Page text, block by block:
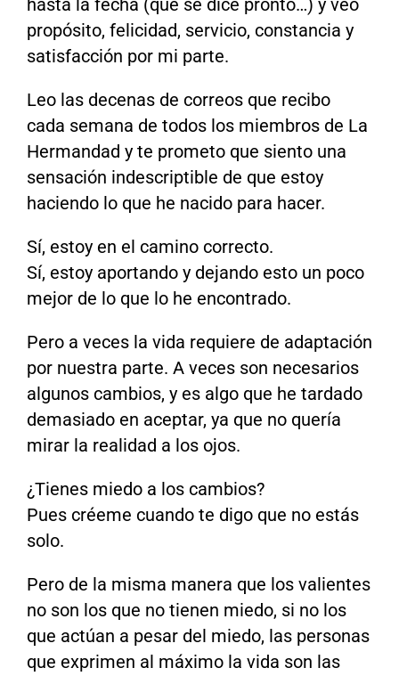
hasta la fecha (que se dice pronto…) y veo
propósito, felicidad, servicio, constancia y
satisfacción por mi parte.
Leo las decenas de correos que recibo
cada semana de todos los miembros de La
Hermandad y te prometo que siento una
sensación indescriptible de que estoy
haciendo lo que he nacido para hacer.
Sí, estoy en el camino correcto.
Sí, estoy aportando y dejando esto un poco
mejor de lo que lo he encontrado.
Pero a veces la vida requiere de adaptación
por nuestra parte. A veces son necesarios
algunos cambios, y es algo que he tardado
demasiado en aceptar, ya que no quería
mirar la realidad a los ojos.
¿Tienes miedo a los cambios?
Pues créeme cuando te digo que no estás
solo.
Pero de la misma manera que los valientes
no son los que no tienen miedo, si no los
que actúan a pesar del miedo, las personas
que exprimen al máximo la vida son las